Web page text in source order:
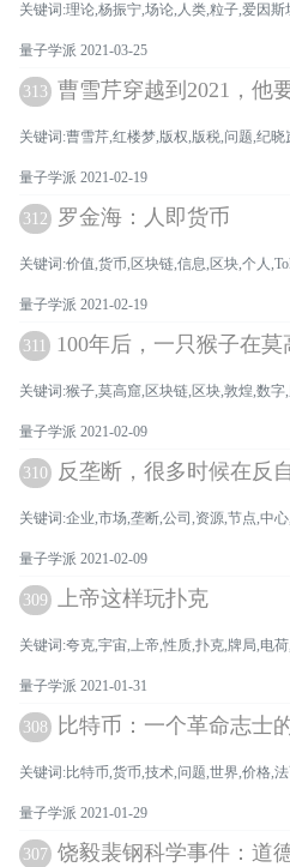
关键词:理论,杨振宁,场论,人类,粒子,爱因
量子学派 2021-03-25
313 曹雪芹穿越到2021，他
关键词:曹雪芹,红楼梦,版权,版税,问题,纪
量子学派 2021-02-19
312 罗金海：人即货币
关键词:价值,货币,区块链,信息,区块,个人
量子学派 2021-02-19
311 100年后，一只猴子在
关键词:猴子,莫高窟,区块链,区块,敦煌,数
量子学派 2021-02-09
310 反垄断，很多时候在反
关键词:企业,市场,垄断,公司,资源,节点,中
量子学派 2021-02-09
309 上帝这样玩扑克
关键词:夸克,宇宙,上帝,性质,扑克,牌局,电
量子学派 2021-01-31
308 比特币：一个革命志士
关键词:比特币,货币,技术,问题,世界,价格,
量子学派 2021-01-29
307 饶毅裴钢科学事件：道